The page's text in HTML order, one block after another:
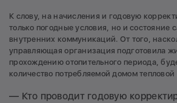
К слову, на начисления и годовую
только погодные условия, но и состояние
внутренних коммуникаций. От того,
управляющая организация подготовила
прохождению отопительного периода,
количество потребляемой домом тепловой
— Кто проводит годовую